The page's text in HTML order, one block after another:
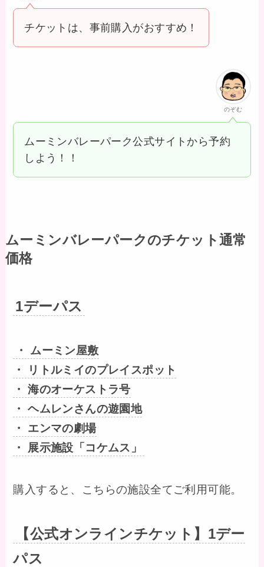
チケットは、事前購入がおすすめ！
のぞむ
ムーミンバレーパーク公式サイトから予約
しよう！！
ムーミンバレーパークのチケット通常
価格
1デーパス
・ ムーミン屋敷
・ リトルミイのプレイスポット
・ 海のオーケストラ号
・ ヘムレンさんの遊園地
・ エンマの劇場
・ 展示施設「コケムス」
購入すると、こちらの施設全てご利用可能。
【公式オンラインチケット】1デー
パス